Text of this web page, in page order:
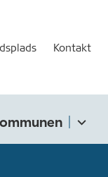
Kontakt